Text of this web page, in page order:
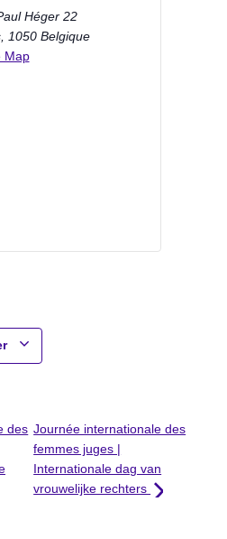
Héger 22
, 1050 Belgique
Map
des Journée internationale des
femmes juges |
Internationale dag van
vrouwelijke rechters